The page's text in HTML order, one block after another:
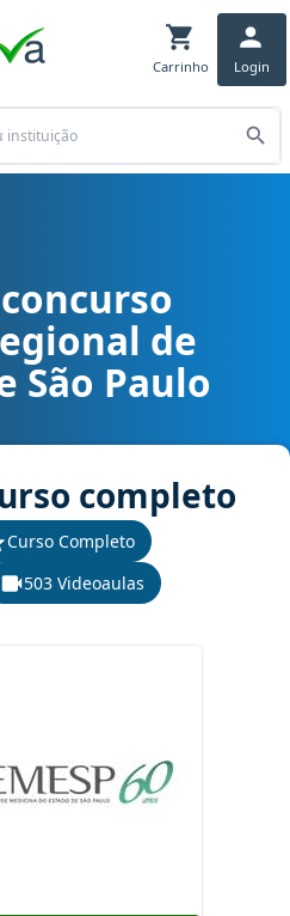
Carrinho Login
SP - Conselho Regional de
de
São Paulo
completo
Curso Completo
503 Videoaulas